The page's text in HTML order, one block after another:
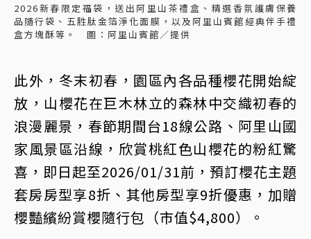
2026新春限定福袋，送出阿里山茶禮盒、精選香氛護膚保養
品隨行袋、五胜肽金箔淨化面膜，以及阿里山賓館經典伴手禮
盒方塊酥等。 圖：阿里山賓館／提供
此外，冬末初春，園區內各品種櫻花開始綻
放，山櫻花在巨木林立的森林中交織初春的
浪漫麗景，春節期間台18線公路、阿里山國
家風景區沿線，欣賞桃紅色山櫻花的粉紅驚
喜，即日起至2026/01/31前，預訂櫻花主題
套房房型享8折、其他房型享9折優惠，加贈
櫻豔繽紛賞櫻隨行包（市值$4,800）。